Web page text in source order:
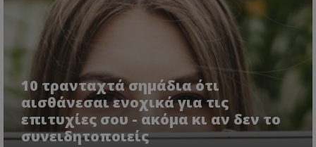
10 τρανταχτά σημάδια ότι
αισθάνεσαι ενοχικά για τις
επιτυχίες σου - ακόμα κι αν δεν το
συνειδητοποιείς